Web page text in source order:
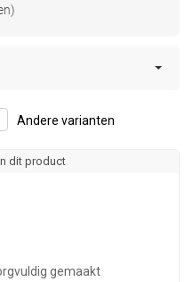
Andere varianten
dit product
gemaakt